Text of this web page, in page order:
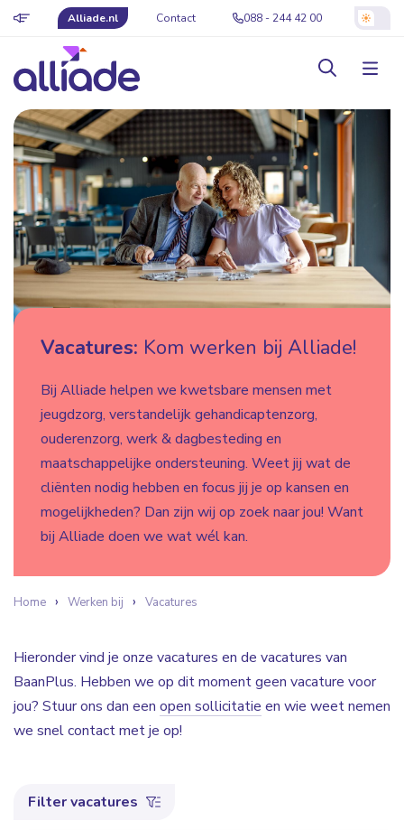
Alliade.nl Contact 088 - 244 42 00
Vacatures: Kom werken bij Alliade!
Bij Alliade helpen we kwetsbare mensen met
jeugdzorg, verstandelijk gehandicaptenzorg,
ouderenzorg, werk & dagbesteding en
maatschappelijke ondersteuning. Weet jij wat de
cliënten nodig hebben en focus jij je op kansen en
mogelijkheden? Dan zijn wij op zoek naar jou! Want
bij Alliade doen we wat wél kan.
Home Werken bij Vacatures
Hieronder vind je onze vacatures en de vacatures van
BaanPlus. Hebben we op dit moment geen vacature voor
jou? Stuur ons dan een open sollicitatie en wie weet nemen
we snel contact met je op!
Filter vacatures